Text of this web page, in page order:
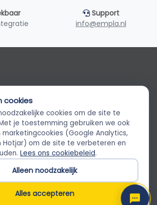
Support
info@empla.nl
stel een vraag
cookies
cookies om de site te
je toestemming gebruiken we ook
(Google Analytics,
Hotjar) om de site te verbeteren en
Lees ons cookiebeleid.
Alleen noodzakelijk
Alles accepteren